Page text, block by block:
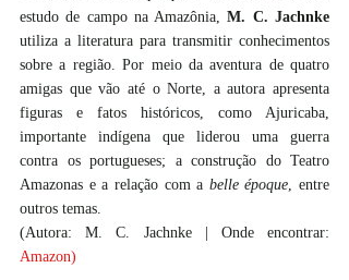
estudo de campo na Amazônia, M. C. Jachnke
utiliza a literatura para transmitir conhecimentos
sobre a região. Por meio da aventura de quatro
amigas que vão até o Norte, a autora apresenta
figuras e fatos históricos, como Ajuricaba,
importante indígena que liderou uma guerra
contra os portugueses; a construção do Teatro
Amazonas e a relação com a belle époque , entre
outros temas.
Amazon)